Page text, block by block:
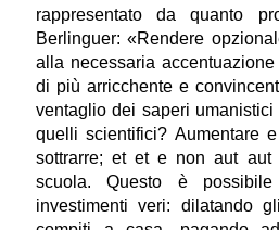
rappresentato da quanto
Berlinguer: «Rendere
alla necessaria
di più arricchente e
ventaglio dei saperi
quelli scientifici? Aumentare
sottrarre; et et e non aut
scuola. Questo è
investimenti veri: dilatando